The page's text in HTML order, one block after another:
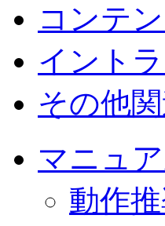
コンテ
イント
その他
マニュ
動作